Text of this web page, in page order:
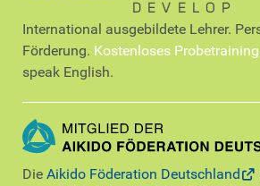
DEVELOP
International ausgebildete Lehrer.
Förderung. Kostenloses Probetraining
speak English.
Die Aikido Föderation Deutschland